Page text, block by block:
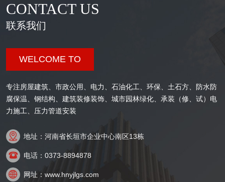
CONTACT US
联系我们
WELCOME TO
专注房屋建筑、市政公用、电力、石油化工、环保、土石方、防水防
腐保温、钢结构、建筑装修装饰、城市园林绿化、承装（修、试）电
力施工、压力管道安装
 地址：河南省长垣市企业中心南区13栋
 电话：0373-8894878
 网址：www.hnyjlgs.com